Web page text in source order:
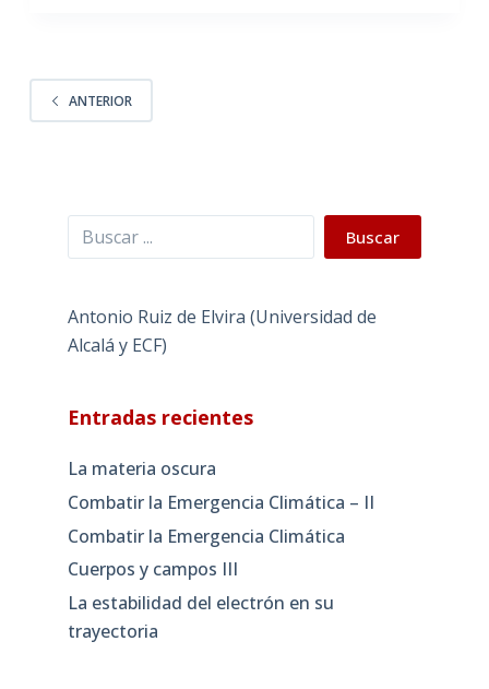
ANTERIOR
Buscar Buscar
Antonio Ruiz de Elvira (Universidad de
Alcalá y ECF)
Entradas recientes
La materia oscura
Combatir la Emergencia Climática – II
Combatir la Emergencia Climática
Cuerpos y campos III
La estabilidad del electrón en su
trayectoria